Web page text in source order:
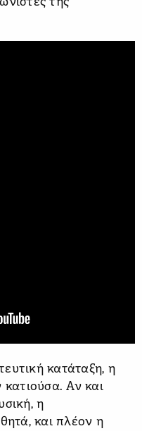
κατάταξη, η
Αν και
η
και πλέον η